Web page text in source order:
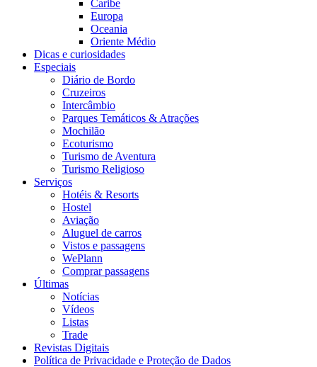
Caribe
Europa
Oceania
Oriente Médio
Dicas e curiosidades
Especiais
Diário de Bordo
Cruzeiros
Intercâmbio
Parques Temáticos & Atrações
Mochilão
Ecoturismo
Turismo de Aventura
Turismo Religioso
Serviços
Hotéis & Resorts
Hostel
Aviação
Aluguel de carros
Vistos e passagens
WePlann
Comprar passagens
Últimas
Notícias
Vídeos
Listas
Trade
Revistas Digitais
Política de Privacidade e Proteção de Dados